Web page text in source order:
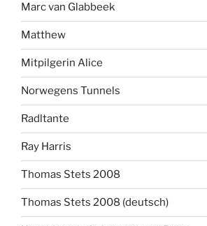
Marc van Glabbeek
Matthew
Mitpilgerin Alice
Norwegens Tunnels
Radltante
Ray Harris
Thomas Stets 2008
Thomas Stets 2008 (deutsch)